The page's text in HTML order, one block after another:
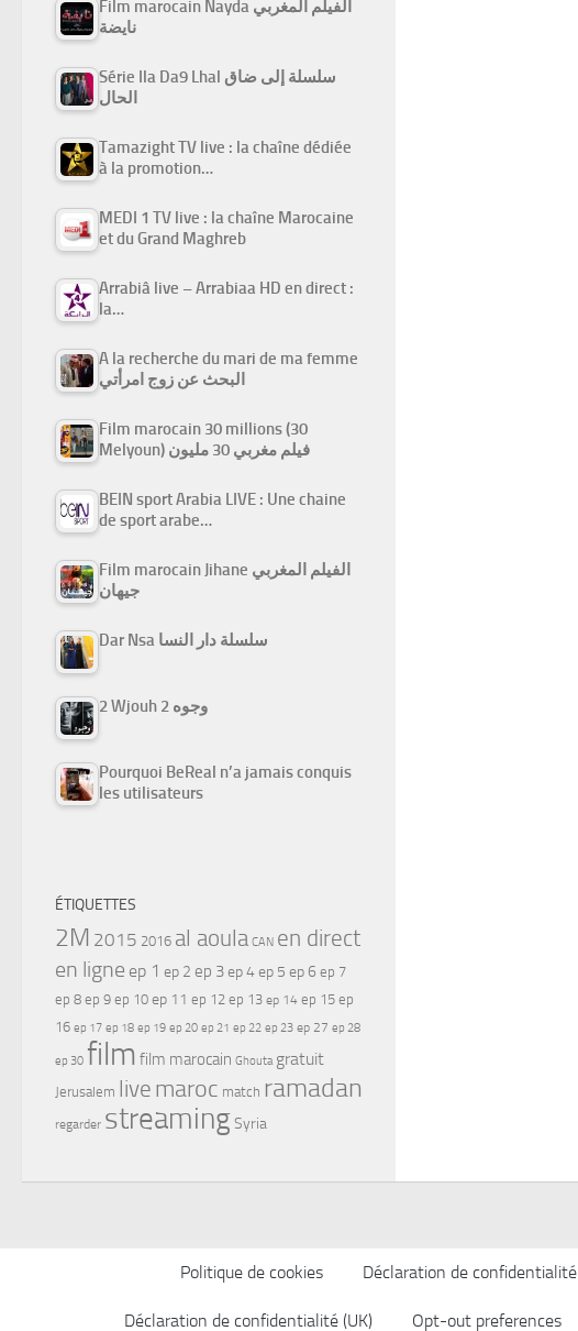
Film marocain Nayda الفيلم المغربي
نايضة
Série Ila Da9 Lhal سلسلة إلى ضاق
الحال
Tamazight TV live : la chaîne dédiée
à la promotion…
MEDI 1 TV live : la chaîne Marocaine
et du Grand Maghreb
Arrabiâ live – Arrabiaa HD en direct :
la…
A la recherche du mari de ma femme
البحث عن زوج امرأتي
Film marocain 30 millions (30
Melyoun) فيلم مغربي 30 مليون
BEIN sport Arabia LIVE : Une chaine
de sport arabe…
Film marocain Jihane الفيلم المغربي
جيهان
Dar Nsa سلسلة دار النسا
2 Wjouh 2 وجوه
Pourquoi BeReal n’a jamais conquis
les utilisateurs
ÉTIQUETTES
2M 2015 2016 al aoula CAN en direct
en ligne ep 1 ep 2 ep 3ep 4ep 5 ep 6 ep 7
ep 8 ep 9 ep 10 ep 11 ep 12 ep 13 ep 14 ep 15 ep
16 ep 17 ep 18 ep 19 ep 20 ep 21 ep 22 ep 23 ep 27 ep 28
ep 30 film film marocain Ghouta gratuit
Jerusalem live maroc match ramadan
regarder streamingSyria
Politique de cookies Déclaration de confidentialité
Déclaration de confidentialité (UK) Opt-out preferences